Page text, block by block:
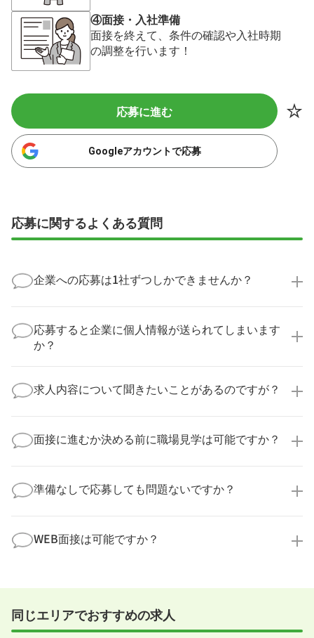
④面接・入社準備
面接を終えて、条件の確認や入社時期
の調整を行います！
応募に進む
Googleアカウントで応募
応募に関するよくある質問
企業への応募は1社ずつしかできませんか？
実際に医療キャリアナビを利用して転職に成功した方
の多くは、複数応募して自分に合った職場を選ばれて
います。
応募すると企業に個人情報が送られてしまいます
か？
業様に個人情報が送られることはありません！
より詳細な求人情報をご確認いただいた上で、転職希
求人内容について聞きたいことがあるのですが？
してお答えいたします。
勤務体制や職場の雰囲気、研修制度など、どんな小さ
す！
面接に進むか決める前に職場見学は可能ですか？
積極的に受け入れています。実際の職場環境や働く人
の様子を見ることで、より安心してご判断いただけま
ださい！
準備なしで応募しても問題ないですか？
まで、一からサポートいたします。「転職を考え始め
たばかり」「何から始めればいいか分からない」とい
WEB面接は可能ですか？
すめしていますが、企業様によってはWEB面接を導入
事前に確認することは可能ですので、お気軽にお申し
付けください！
同じエリアでおすすめの求人